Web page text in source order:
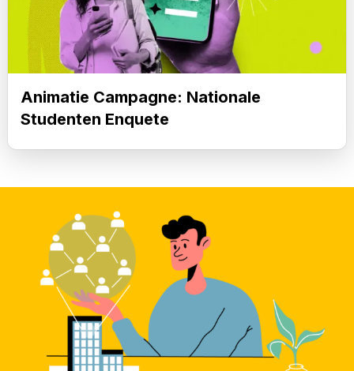
Animatie Campagne: Nationale
Studenten Enquete
Studenten
Enquete